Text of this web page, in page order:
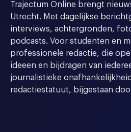
Trajectum Online brengt
Utrecht. Met dagelijkse
interviews, achtergronden,
podcasts. Voor studenten en
professionele redactie, die
ideeen en bijdragen van
journalistieke
redactiestatuut, bijgestaan